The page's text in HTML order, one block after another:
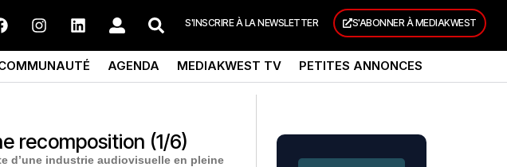
S'INSCRIRE À LA NEWSLETTER S'ABONNER À MEDIAKWEST
AGENDA MEDIAKWEST TV PETITES ANNONCES
recomposition (1/6)
d’une industrie audiovisuelle en pleine